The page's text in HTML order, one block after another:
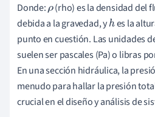
Donde:ρ(rho) es la densidad del
debida a la gravedad, yhes la
punto en cuestión. Las unidades
suelen ser pascales (Pa) o libras
En una sección hidráulica, la
menudo para hallar la presión
crucial en el diseño y análisis de